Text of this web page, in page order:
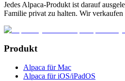
Jedes Alpaca-Produkt ist darauf
Familie privat zu halten. Wir verkaufen
Produkt
Alpaca für Mac
Alpaca für iOS/iPadOS